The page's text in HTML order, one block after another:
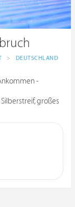
> DEUTSCHLAND
-
großes